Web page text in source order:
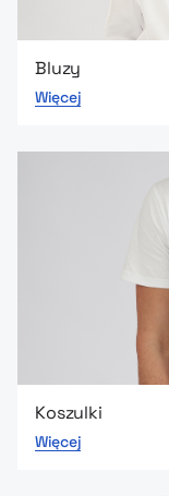
Bluzy
Więcej
Koszulki
Więcej